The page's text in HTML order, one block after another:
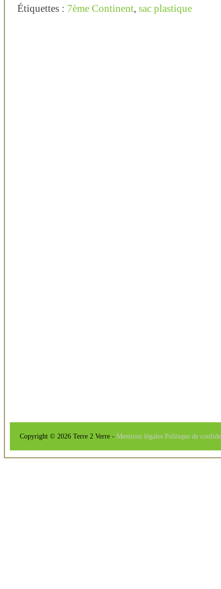
Étiquettes : 7ème Continent, sac plastique
Copyright © 2026 Terre 2 Verre - Mentions légales Politique de